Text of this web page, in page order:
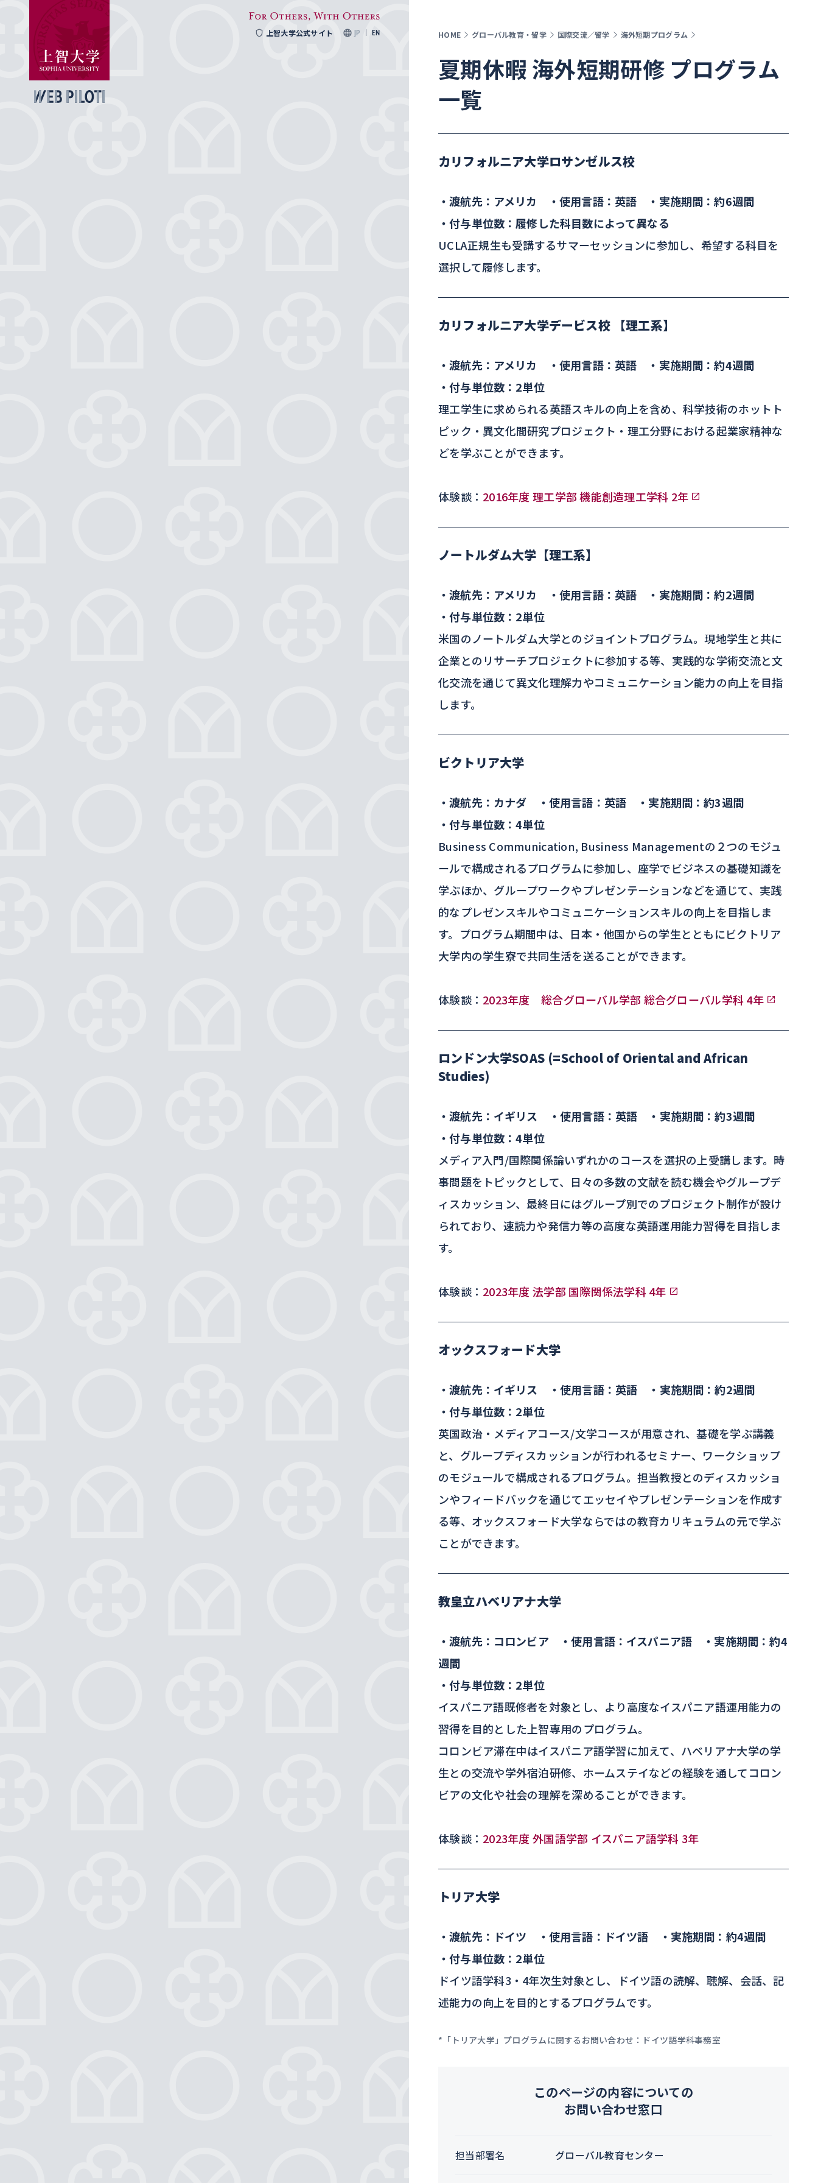
上智大学公式サイト JP EN HOME グローバル教育・留学 国際交流／留学 海外短期プログラム
夏期休暇 海外短期研修 プログラム
一覧
カリフォルニア大学ロサンゼルス校
・渡航先：アメリカ ・使用言語：英語 ・実施期間：約6週間
・付与単位数：履修した科目数によって異なる
UCLA正規生も受講するサマーセッションに参加し、希望する科目を
選択して履修します。
カリフォルニア大学デービス校 【理工系】
・渡航先：アメリカ ・使用言語：英語 ・実施期間：約4週間
・付与単位数：2単位
理工学生に求められる英語スキルの向上を含め、科学技術のホットト
ピック・異文化間研究プロジェクト・理工分野における起業家精神な
どを学ぶことができます。
体験談： 2016年度 理工学部 機能創造理工学科 2年
ノートルダム大学【理工系】
・渡航先：アメリカ ・使用言語：英語 ・実施期間：約2週間
・付与単位数：2単位
米国のノートルダム大学とのジョイントプログラム。現地学生と共に
企業とのリサーチプロジェクトに参加する等、実践的な学術交流と文
化交流を通じて異文化理解力やコミュニケーション能力の向上を目指
します。
ビクトリア大学
・渡航先：カナダ ・使用言語：英語 ・実施期間：約3週間
・付与単位数：4単位
Business Communication, Business Managementの２つのモジュ
ールで構成されるプログラムに参加し、座学でビジネスの基礎知識を
学ぶほか、グループワークやプレゼンテーションなどを通じて、実践
的なプレゼンスキルやコミュニケーションスキルの向上を目指しま
す。プログラム期間中は、日本・他国からの学生とともにビクトリア
大学内の学生寮で共同生活を送ることができます。
体験談： 2023年度 総合グローバル学部 総合グローバル学科 4年
ロンドン大学SOAS (=School of Oriental and African
Studies)
・渡航先：イギリス ・使用言語：英語 ・実施期間：約3週間
・付与単位数：4単位
メディア入門/国際関係論いずれかのコースを選択の上受講します。時
事問題をトピックとして、日々の多数の文献を読む機会やグループデ
ィスカッション、最終日にはグループ別でのプロジェクト制作が設け
られており、速読力や発信力等の高度な英語運用能力習得を目指しま
す。
体験談： 2023年度 法学部 国際関係法学科 4年
オックスフォード大学
・渡航先：イギリス ・使用言語：英語 ・実施期間：約2週間
・付与単位数：2単位
英国政治・メディアコース/文学コースが用意され、基礎を学ぶ講義
と、グループディスカッションが行われるセミナー、ワークショップ
のモジュールで構成されるプログラム。担当教授とのディスカッショ
ンやフィードバックを通じてエッセイやプレゼンテーションを作成す
る等、オックスフォード大学ならではの教育カリキュラムの元で学ぶ
ことができます。
教皇立ハベリアナ大学
・渡航先：コロンビア ・使用言語：イスパニア語 ・実施期間：約4
週間
・付与単位数：2単位
イスパニア語既修者を対象とし、より高度なイスパニア語運用能力の
習得を目的とした上智専用のプログラム。
コロンビア滞在中はイスパニア語学習に加えて、ハベリアナ大学の学
生との交流や学外宿泊研修、ホームステイなどの経験を通してコロン
ビアの文化や社会の理解を深めることができます。
体験談： 2023年度 外国語学部 イスパニア語学科 3年
トリア大学
・渡航先：ドイツ ・使用言語：ドイツ語 ・実施期間：約4週間
・付与単位数：2単位
ドイツ語学科3・4年次生対象とし、ドイツ語の読解、聴解、会話、記
述能力の向上を目的とするプログラムです。
*「トリア大学」プログラムに関するお問い合わせ：ドイツ語学科事務室
このページの内容についての
お問い合わせ窓口
担当部署名 グローバル教育センター